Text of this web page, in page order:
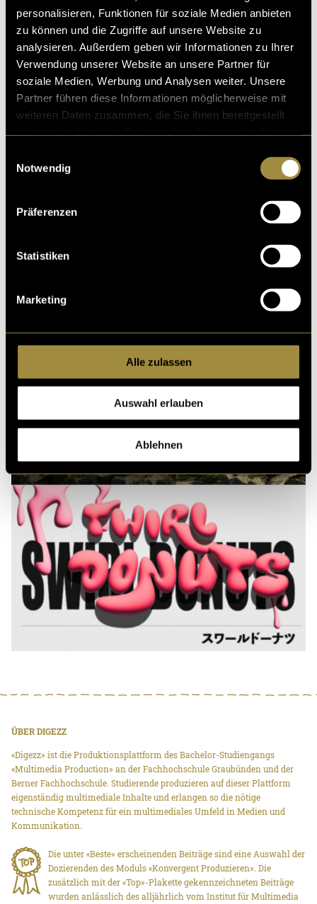
personalisieren, Funktionen für soziale Medien anbieten
zu können und die Zugriffe auf unsere Website zu
analysieren. Außerdem geben wir Informationen zu Ihrer
Verwendung unserer Website an unsere Partner für
soziale Medien, Werbung und Analysen weiter. Unsere
Partner führen diese Informationen möglicherweise mit
weiteren Daten zusammen, die Sie ihnen bereitgestellt
Notwendig
Präferenzen
Statistiken
Marketing
Alle zulassen
Auswahl erlauben
Ablehnen
Zur Webseite:Link zum Projekt aufrufen
Ähnliche Artikel
ÜBER DIGEZZ
«Digezz» ist die Produktionsplattform des Bachelor-Studiengangs
«Multimedia Production» an der Fachhochschule Graubünden und der
Berner Fachhochschule. Studierende produzieren auf dieser Plattform
eigenständig multimediale Inhalte und erlangen so die nötige
technische Kompetenz für ein multimediales Umfeld in Medien und
Kommunikation.
Die unter «Beste» erscheinenden Beiträge sind eine Auswahl der
Dozierenden des Moduls «Konvergent Produzieren». Die
zusätzlich mit der «Top»-Plakette gekennzeichneten Beiträge
wurden anlässlich des alljährlich vom Institut für Multimedia